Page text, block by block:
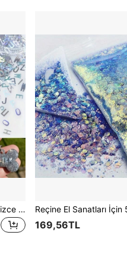
1 Torba Holografik Parıltılı İngilizce Alfabe Pulları Epoksi Reçine Dolgusu İçin Lazer Harf Pulları Reçine Dolgusu İçin Silikon Kalıp El Yapımı Kendin Yap
169,56TL